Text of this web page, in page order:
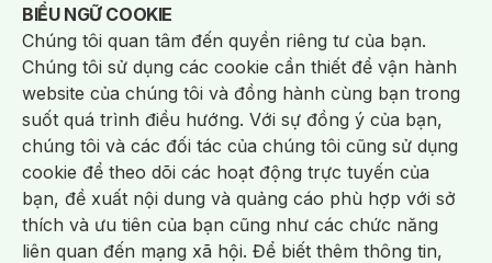
Chăm Sóc Cá Nhân
Chống Muỗi /Khẩu Trang /Máy Massage/Mặt Nạ Xông Hơi /Nước Rửa Tay/
Sản Phẩm Chăm Sóc Khác /Bàn Chải Đánh Răng /Bàn Chải Điện/
Hỗ Trợ Trắng Răng/Kem Đánh Răng /Máy Tăm Nước/ Nước Súc Miệng/
Tăm / Chỉ Nha Khoa/ Xịt Thơm Miệng / Dung Dịch Vệ Sinh/Dưỡng Vùng Kín/
Khăn Ướt Vệ Sinh Vùng Kín/Băng Vệ Sinh/Tampon/Bọt Cạo Râu /Dao Cạo Râu/
Máy Cạo Râu
Vấn Đề Về Da
Da Dầu / Lỗ Chân Lông To/ Da Khô / Mất Nước/ Da Lão Hóa/ Da Mụn/
Da Nhạy Cảm / Kích Ứng
Da Xỉn Màu Thâm / Nám / Tàn Nhang
Quầng Thâm & Bọng Mắt /Sẹo /Viêm Da Cơ Địa
Dụng Cụ / Phụ Kiện Chăm Sóc Da
Bông Tẩy Trang
Khăn Lau Mặt Khô Dụng Cụ / Máy Rửa Mặt Máy Chăm Sóc Da
Dụng Cụ Chăm Sóc Khác
BIỂU NGỮ COOKIE
Notice about cookies usage
Chúng tôi quan tâm đến quyền riêng tư của bạn.
Chúng tôi sử dụng các cookie cần thiết để vận hành
website của chúng tôi và đồng hành cùng bạn trong
suốt quá trình điều hướng. Với sự đồng ý của bạn,
chúng tôi và các đối tác của chúng tôi cũng sử dụng
cookie để theo dõi các hoạt động trực tuyến của
bạn, đề xuất nội dung và quảng cáo phù hợp với sở
thích và ưu tiên của bạn cũng như các chức năng
liên quan đến mạng xã hội. Để biết thêm thông tin,